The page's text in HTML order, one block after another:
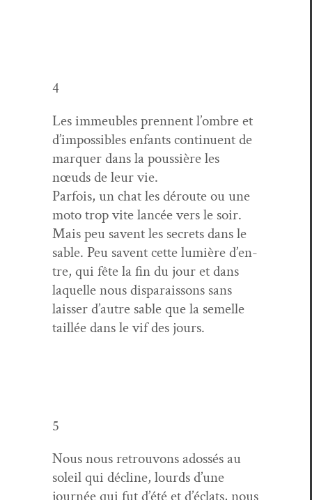
4
Les immeubles pren­nent l’om­bre et
d’im­pos­si­bles enfants con­tin­u­ent de
mar­quer dans la pous­sière les
nœuds de leur vie.
Par­fois, un chat les déroute ou une
moto trop vite lancée vers le soir.
Mais peu savent les secrets dans le
sable. Peu savent cette lumière d’en­
tre, qui fête la fin du jour et dans
laque­lle nous dis­parais­sons sans
laiss­er d’autre sable que la semelle
tail­lée dans le vif des jours.
5
Nous nous retrou­vons adossés au
soleil qui décline, lourds d’une
journée qui fut d’été et d’é­clats, nous